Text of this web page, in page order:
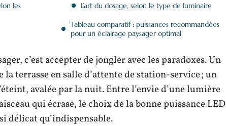
les
L’art du dosage, selon le type de luminaire
Tableau comparatif : puissances recommandées
pour un éclairage paysager optimal
c’est accepter de jongler avec les paradoxes. Un
terrasse en salle d’attente de station-service ; un
avalée par la nuit. Entre l’envie d’une lumière
qui écrase, le choix de la bonne puissance LED
délicat qu’indispensable.